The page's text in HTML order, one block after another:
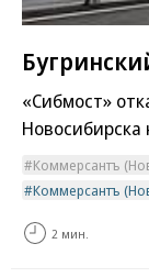
«Сибмост»
Новосибирска
Коммерсантъ
Коммерсантъ
2 мин.